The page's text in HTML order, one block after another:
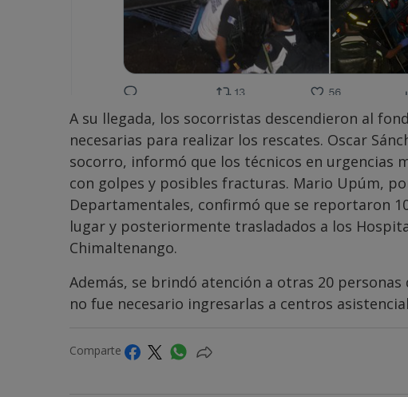
A su llegada, los socorristas descendieron al
necesarias para realizar los rescates. Oscar
socorro, informó que los técnicos en urgencias
con golpes y posibles fracturas. Mario Upúm,
Departamentales, confirmó que se reportaron
lugar y posteriormente trasladados a los
Chimaltenango.
Además, se brindó atención a otras 20
no fue necesario ingresarlas a centros
Comparte